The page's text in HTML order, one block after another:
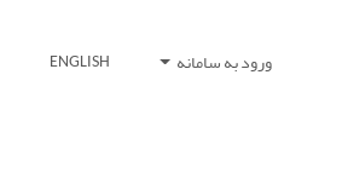
ورود به سامانه ENGLISH